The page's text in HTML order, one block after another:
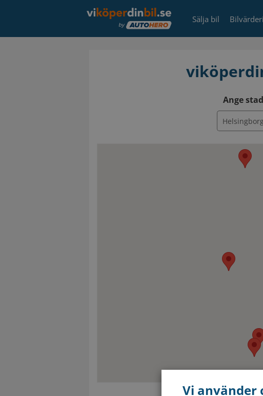
Sälja bil
Ange
Vi använder